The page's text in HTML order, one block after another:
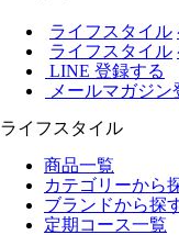
ライフスタイル
ライフスタイル
LINE 登録する
メールマガジン
ライフスタイル
商品一覧
カテゴリーから
ブランドから探
定期コース一覧